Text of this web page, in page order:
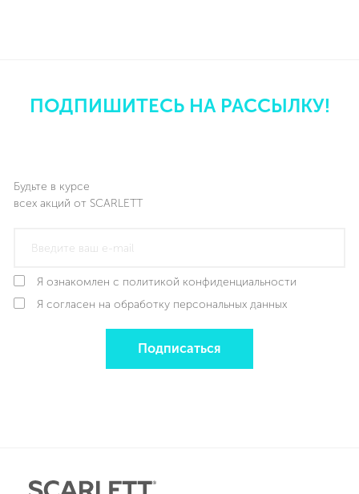
ПОДПИШИТЕСЬ НА РАССЫЛКУ!
Будьте в курсе
всех акций от SCARLETT
Я ознакомлен с политикой конфиденциальности
Я согласен на обработку персональных данных
Подписаться